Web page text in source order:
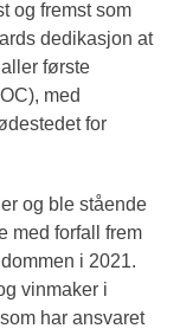
og fremst som
dedikasjon at
første
med
for
og ble stående
med forfall frem
i 2021.
vinmaker i
har ansvaret